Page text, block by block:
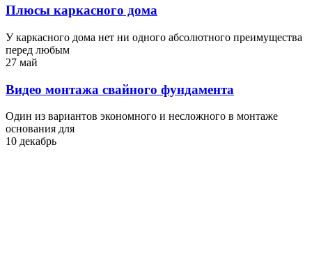
Плюсы каркасного дома
У каркасного дома нет ни одного абсолютного преимущества
перед любым
27 май
Видео монтажа свайного фундамента
Один из вариантов экономного и несложного в монтаже
основания для
10 декабрь